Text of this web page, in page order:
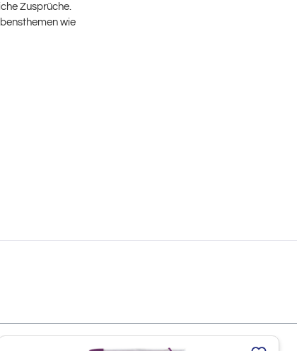
Zusprüche.
wie